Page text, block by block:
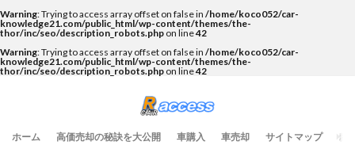
Warning: Trying to access array offset on false in /home/koco052/car-
knowledge21.com/public_html/wp-content/themes/the-
thor/inc/seo/description_robots.php on line42
Warning: Trying to access array offset on false in /home/koco052/car-
knowledge21.com/public_html/wp-content/themes/the-
thor/inc/seo/description_robots.php on line42
ホーム 高価売却の秘訣を大公開 車購入 車売却 サイトマップ お